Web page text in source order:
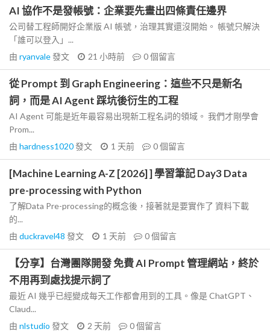
AI 協作不是發帳號：企業要先畫出四條責任邊界
公司替工程師開好企業版 AI 帳號，治理其實還沒開始。 帳號只解決
「誰可以登入」...
由 ryanvale發文 21 小時前 0個留言
從 Prompt 到 Graph Engineering：這些不只是新名
詞，而是 AI Agent 踩坑後衍生的工程
AI Agent 可能是近年最容易出現新工程名詞的領域。 我們才剛學會
Prom...
由 hardness1020發文 1 天前 0個留言
[Machine Learning A-Z [2026] ] 學習筆記 Day3 Data
pre-processing with Python
了解Data Pre-processing的概念後，接著就是要實作了 資料下載
的...
由 duckravel48 發文 1 天前 0個留言
【分享】台灣團隊開發 免費 AI Prompt 管理網站，終於
不用再到處找提示詞了
最近 AI 幾乎已經變成每天工作都會用到的工具。像是 ChatGPT、
Claud...
由 nlstudio 發文 2 天前 0個留言